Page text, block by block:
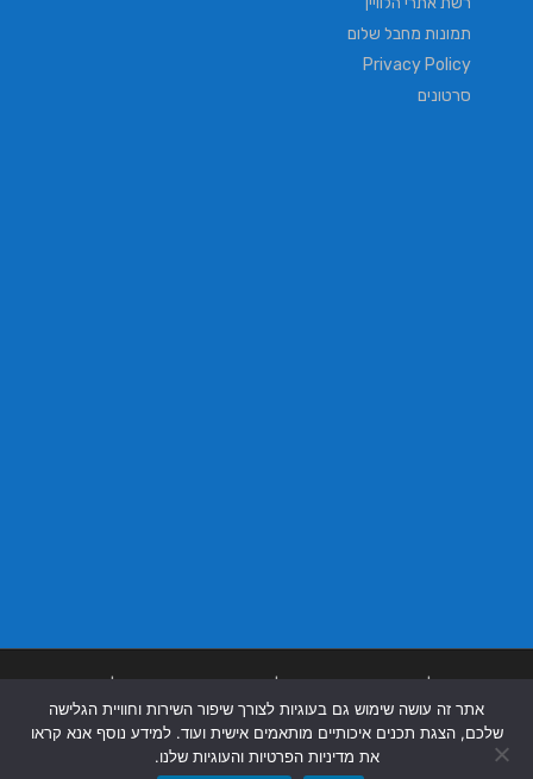
תמונות מחבל שלום
Privacy Policy
סרטונים
בבאר שבע |
אתר זה עושה שימוש גם בעוגיות לצורך שיפור השירות וחוויית הגלישה
שלכם, הצגת תכנים איכותיים מותאמים אישית ועוד. למידע נוסף אנא קראו
את מדיניות הפרטיות והעוגיות שלנו.